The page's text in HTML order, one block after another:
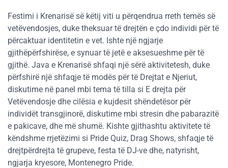
Festimi i Krenarisë së këtij viti u përqendrua rreth temës së
vetëvendosjes, duke theksuar të drejtën e çdo individi për të
përcaktuar identitetin e vet. Ishte një ngjarje
gjithëpërfshirëse, e synuar të jetë e aksesueshme për të
gjithë. Java e Krenarisë shfaqi një sërë aktivitetesh, duke
përfshirë një shfaqje të modës për të Drejtat e Njeriut,
diskutime në panel mbi tema të tilla si E drejta për
Vetëvendosje dhe cilësia e kujdesit shëndetësor për
individët transgjinorë, diskutime mbi stresin dhe pabarazitë
e pakicave, dhe më shumë. Kishte gjithashtu aktivitete të
këndshme rrjetëzimi si Pride Quiz, Drag Shows, shfaqje të
drejtpërdrejta të grupeve, festa të DJ-ve dhe, natyrisht,
ngjarja kryesore, Montenegro Pride.